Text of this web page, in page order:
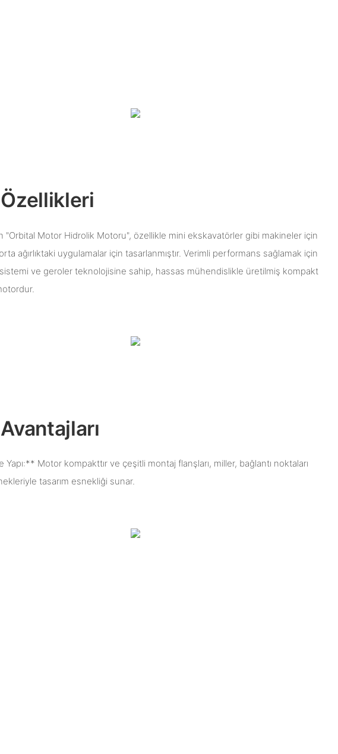
"Orbital Motor Hidrolik Motoru", özellikle mini ekskavatörler gibi makineler için
ağırlıktaki uygulamalar için tasarlanmıştır. Verimli performans sağlamak için
ve geroler teknolojisine sahip, hassas mühendislikle üretilmiş kompakt
Yapı:** Motor kompakttır ve çeşitli montaj flanşları, miller, bağlantı noktaları
tasarım esnekliği sunar.